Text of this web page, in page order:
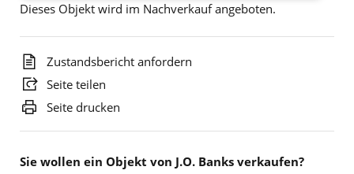
Dieses Objekt wird im Nachverkauf angeboten.
Zustandsbericht anfordern
Seite teilen
Seite drucken
Sie wollen ein Objekt von J.O. Banks verkaufen?